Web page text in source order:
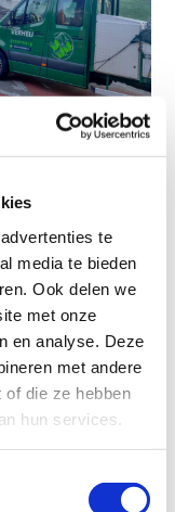
te
media te bieden
Ook delen we
met onze
en analyse. Deze
met andere
die ze hebben
hun services.
GAZON
goed
een hoge
tijdens hun
technisch